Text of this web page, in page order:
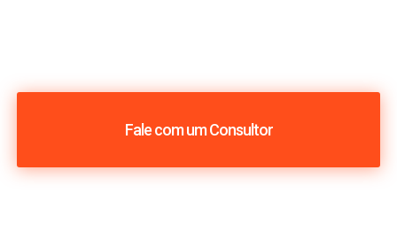
Fale com um Consultor